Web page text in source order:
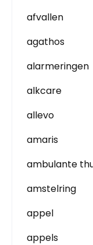
afvallen
agathos
alarmeringen
alkcare
allevo
amaris
ambulante
amstelring
appel
appels